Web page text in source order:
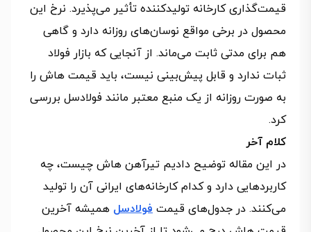
قیمت‌گذاری کارخانه تولیدکننده تأثیر می‌پذیرد. نرخ این
محصول در برخی مواقع نوسان‌های روزانه دارد و گاهی
هم برای مدتی ثابت می‌ماند. از آنجایی که بازار فولاد
ثبات ندارد و قابل پیش‌بینی نیست، باید قیمت هاش را
به صورت روزانه از یک منبع معتبر مانند فولادسل بررسی
کرد.
کلام آخر
در این مقاله توضیح دادیم تیرآهن هاش چیست، چه
کاربردهایی دارد و کدام کارخانه‌های ایرانی آن را تولید
می‌کنند. در جدول‌های قیمت فولادسل همیشه آخرین